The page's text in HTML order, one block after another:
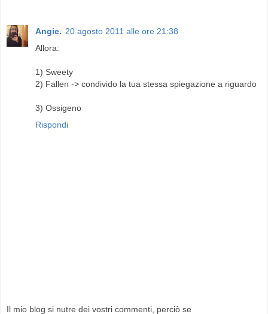
Angie. 20 agosto 2011 alle ore 21:38
Allora:
1) Sweety
2) Fallen -> condivido la tua stessa spiegazione a riguardo
3) Ossigeno
Rispondi
Il mio blog si nutre dei vostri commenti, perciò se